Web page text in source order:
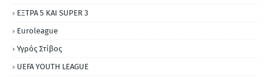
ΕΞΤΡΑ 5 ΚΑΙ SUPER 3
Εuroleague
Υγρός Στίβος
UEFA YOUTH LEAGUE